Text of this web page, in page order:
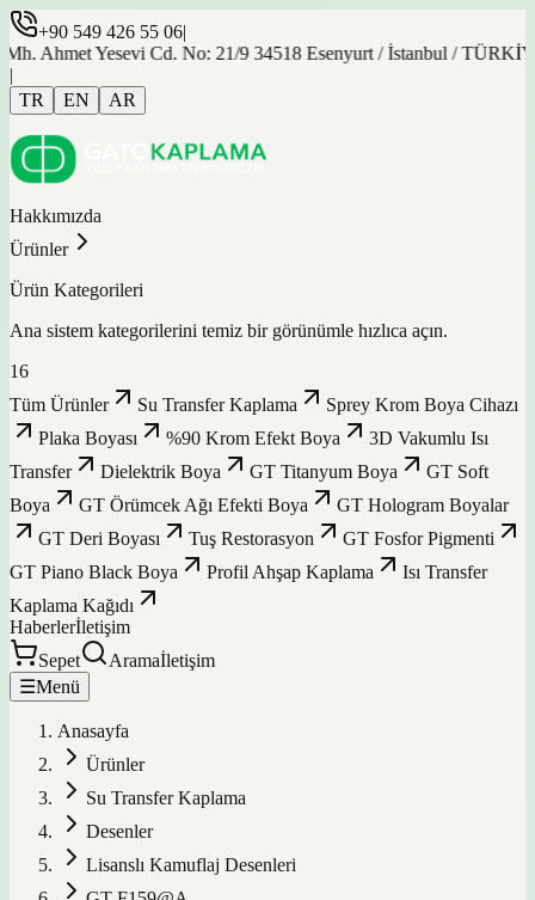
+90 549 426 55 06|
Yesevi Cd. No: 21/9 34518 Esenyurt / İstanbul / TÜRKİYE
|
TR
EN AR
Hakkımızda
Ürünler
Ürün Kategorileri
Ana sistem kategorilerini temiz bir görünümle hızlıca açın.
16
Tüm Ürünler
Su Transfer Kaplama
Sprey Krom Boya Cihazı
Plaka Boyası
%90 Krom Efekt Boya
3D Vakumlu Isı
Transfer
Dielektrik Boya GT Titanyum Boya
GT Soft
Boya
GT Örümcek Ağı Efekti Boya
GT Hologram Boyalar
GT Deri Boyası
Tuş Restorasyon
GT Fosfor Pigmenti
GT Piano Black Boya
Profil Ahşap Kaplama
Isı Transfer
Kaplama Kağıdı
Haberlerİletişim
Sepet
Aramaİletişim
☰Menü
Anasayfa
Ürünler
Su Transfer Kaplama
Desenler
Lisanslı Kamuflaj Desenleri